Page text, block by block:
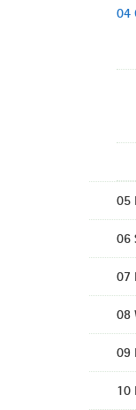
04
05
06
07
08
09
10